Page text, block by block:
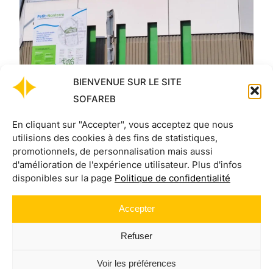
BIENVENUE SUR LE SITE
SOFAREB
En cliquant sur "Accepter", vous acceptez que nous
utilisions des cookies à des fins de statistiques,
promotionnels, de personnalisation mais aussi
d'amélioration de l'expérience utilisateur. Plus d'infos
disponibles sur la page Politique de confidentialité
Accepter
Refuser
Voir les préférences